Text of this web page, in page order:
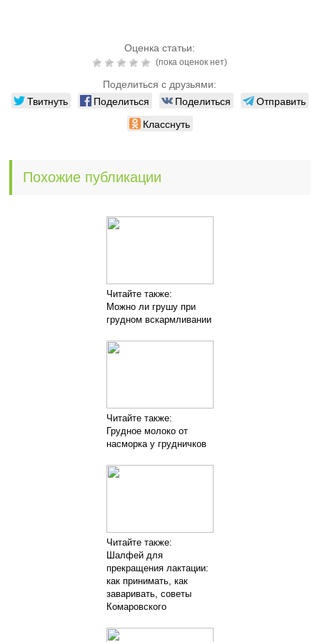
Оценка статьи:
(пока оценок нет)
Поделиться с друзьями:
Твитнуть Поделиться Поделиться
Отправить
Класснуть
Похожие публикации
Читайте также:
Можно ли грушу при
грудном вскармливании
Читайте также:
Грудное молоко от
насморка у грудничков
Читайте также:
Шалфей для
прекращения лактации:
как принимать, как
заваривать, советы
Комаровского